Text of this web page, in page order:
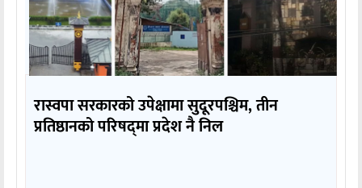
रास्वपा सरकारको उपेक्षामा सुदूरपश्चिम, तीन
प्रतिष्ठानको परिषद्‌मा प्रदेश नै निल